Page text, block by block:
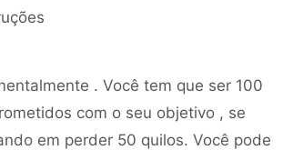
. Você tem que ser 100
com o seu objetivo , se
em perder 50 quilos. Você pode